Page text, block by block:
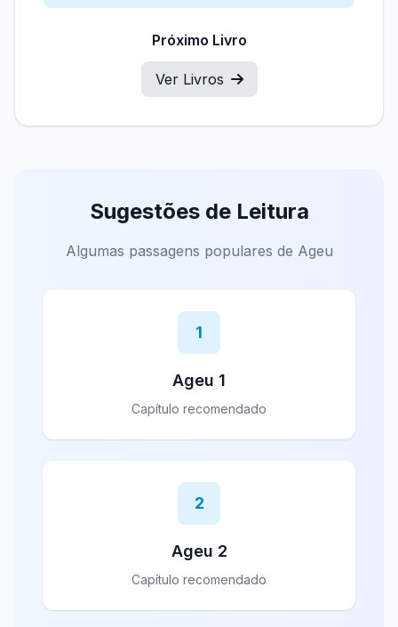
Próximo Livro
Ver Livros
Sugestões de Leitura
Algumas passagens populares de Ageu
1
Ageu 1
Capítulo recomendado
2
Ageu 2
Capítulo recomendado